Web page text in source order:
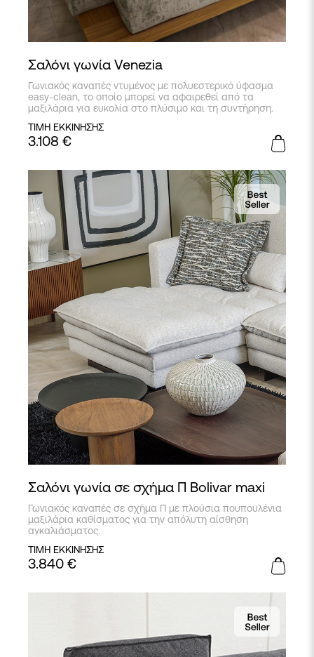
Σαλόνι γωνία Venezia
Γωνιακός καναπές ντυμένος με πολυεστερικό ύφασμα
easy-clean, το οποίο μπορεί να αφαιρεθεί από τα
μαξιλάρια για ευκολία στο πλύσιμο και τη συντήρηση.
ΤΙΜΗ ΕΚΚΙΝΗΣΗΣ
3.108 €
Σαλόνι γωνία σε σχήμα Π Bolivar maxi
Γωνιακός καναπές σε σχήμα Π με πλούσια πουπουλένια
μαξιλάρια καθίσματος για την απόλυτη αίσθηση
αγκαλιάσματος.
ΤΙΜΗ ΕΚΚΙΝΗΣΗΣ
3.840 €